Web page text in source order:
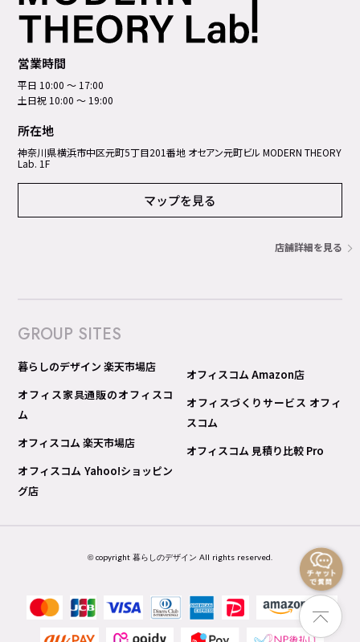
営業時間
平日 10:00 ～ 17:00
土日祝 10:00 ～ 19:00
所在地
神奈川県横浜市中区元町5丁⽬201番地 オセアン元町ビル MODERN THEORY
Lab. 1F
マップを見る
店舗詳細を見る
GROUP SITES
暮らしのデザイン 楽天市場店
オフィス家具通販のオフィスコ
ム
オフィスコム 楽天市場店
オフィスコム Yahoo!ショッピン
グ店
オフィスコム Amazon店
オフィスづくりサービス オフィ
スコム
オフィスコム 見積り比較 Pro
© copyright 暮らしのデザイン All rights reserved.